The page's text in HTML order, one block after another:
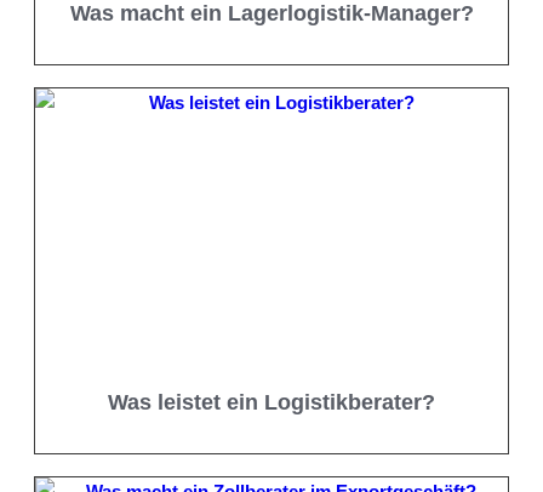
Was macht ein Lagerlogistik-Manager?
Was leistet ein Logistikberater?